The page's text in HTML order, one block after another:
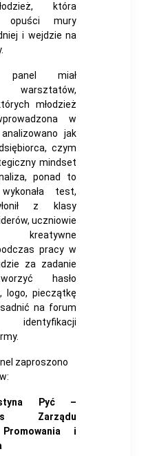
która
opuści mury
i wejdzie na
panel miał
warsztatów,
młodzież
w
jak
czym
mindset
ponad to
test,
z klasy
uczniowie
kreatywne
pracy w
za zadanie
hasło
logo, pieczątkę
na forum
identyfikacji
zaproszono
Pyć –
Zarządu
i